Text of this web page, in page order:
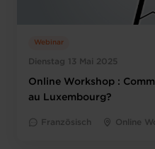
Dienstag 13 Mai 2025
Webinar
Online Workshop :
au Luxembourg?
Französisch Online